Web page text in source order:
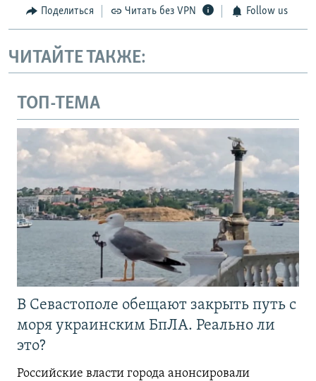
Поделиться Читать без VPN Follow us
ЧИТАЙТЕ ТАКЖЕ:
ТОП-ТЕМА
В Севастополе обещают закрыть путь с
моря украинским БпЛА. Реально ли
это?
Российские власти города анонсировали